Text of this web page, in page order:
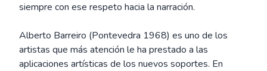
siempre con ese respeto hacia la narración.
Alberto Barreiro (Pontevedra 1968) es uno de los
artistas que más atención le ha prestado a las
aplicaciones artísticas de los nuevos soportes. En